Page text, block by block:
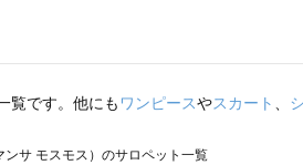
覧です。他にも ワンピースやスカート
サ モスモス）のサロペット一覧